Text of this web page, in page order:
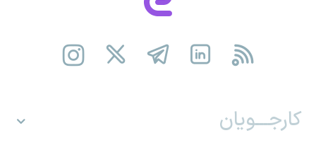
کارجـــویان